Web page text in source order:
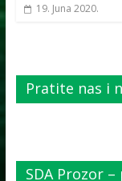
19. Juna 2020.
Pratite nas i
SDA Prozor